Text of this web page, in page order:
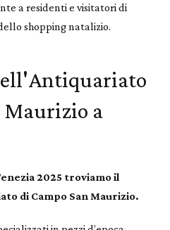
a residenti e visitatori di
shopping natalizio.
Maurizio a
2025 troviamo il
di Campo San Maurizio.